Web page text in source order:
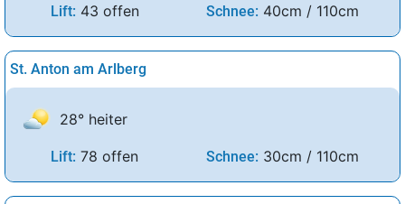
Lift: 43 offen Schnee: 40cm / 110cm
St. Anton am Arlberg
28° heiter
Lift: 78 offen Schnee: 30cm / 110cm